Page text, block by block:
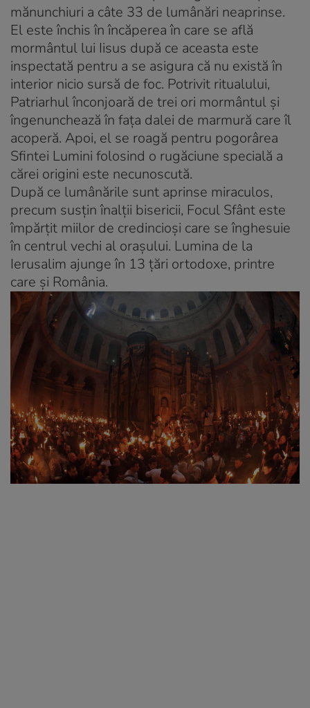
mănunchiuri a câte 33 de lumânări neaprinse.
El este închis în încăperea în care se află
mormântul lui Iisus după ce aceasta este
inspectată pentru a se asigura că nu există în
interior nicio sursă de foc. Potrivit ritualului,
Patriarhul înconjoară de trei ori mormântul şi
îngenunchează în faţa dalei de marmură care îl
acoperă. Apoi, el se roagă pentru pogorârea
Sfintei Lumini folosind o rugăciune specială a
cărei origini este necunoscută.
După ce lumânările sunt aprinse miraculos,
precum susţin înalţii bisericii, Focul Sfânt este
împărţit miilor de credincioşi care se înghesuie
în centrul vechi al oraşului. Lumina de la
Ierusalim ajunge în 13 ţări ortodoxe, printre
care şi România.